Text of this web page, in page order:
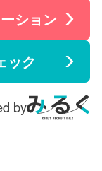
ション
ック
by